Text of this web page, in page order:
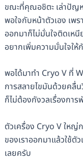
ขณะที่คุณอชิตะ เล่าปัญ
พอใจกับหน้าตัวเอง เพ
ออกมาก็ไม่มั่นใจติดเหนี
อยากเพิ่มความมั่นใจให้
พอได้มาทำ Cryo V ที่
การสลายไขมันด้วยคลื่
ก็ไม่ต้องกังวลเรื่องกา
ตัวเครื่อง Cryo V ใหญ่
ของเราออกมาแล้วใช้ตั
เลยครับ